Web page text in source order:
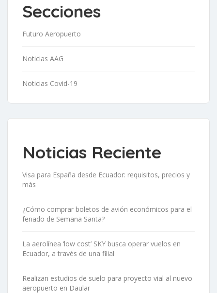
Secciones
Futuro Aeropuerto
Noticias AAG
Noticias Covid-19
Noticias Reciente
Visa para España desde Ecuador: requisitos, precios y
más
¿Cómo comprar boletos de avión económicos para el
feriado de Semana Santa?
La aerolínea ‘low cost’ SKY busca operar vuelos en
Ecuador, a través de una filial
Realizan estudios de suelo para proyecto vial al nuevo
aeropuerto en Daular